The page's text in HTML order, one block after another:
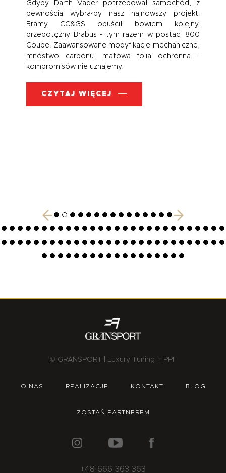
Gdyby Darth Vader potrzebował samochód, z
pewnością wybrałby nasz najnowszy projekt.
Bramy CC&GS opuścił bowiem kolejny,
przepotężny Brabus - tym razem w postaci 800
Coupe! Zaawansowane modyfikacje mechaniczne,
mnóstwo carbonu, matowa folia ochronna -
kompromisów nie uznajemy.
CZYTAJ WIĘCEJ
© GRANSPORT | Luxury Tuning + PPF
O NAS REALIZACJE KONTAKT BLOG
ZOSTAŃ PARTNEREM
+48 666 363 363